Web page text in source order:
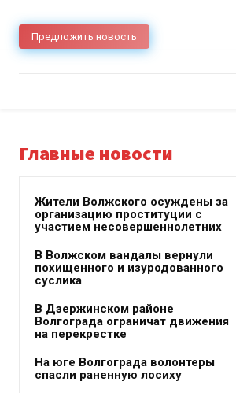
Предложить новость
Главные новости
Жители Волжского осуждены за
организацию проституции с
участием несовершеннолетних
В Волжском вандалы вернули
похищенного и изуродованного
суслика
В Дзержинском районе
Волгограда ограничат движения
на перекрестке
На юге Волгограда волонтеры
спасли раненную лосиху